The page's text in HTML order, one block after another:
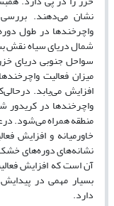
نشان می‌‌دهند.
واچرخندها در طول
شمال دریای سیاه نقش
سواحل جنوبی دریای
میزان فعالیت
افزایش می‌‌یابد.
واچرخندها در کریدور
منطقه همراه می‌‌‌شود.
خاورمیانه و افزایش
نشانه‌‌های دوره‌‌های
آن است که افزایش
بسیار مهمی در
دارد.